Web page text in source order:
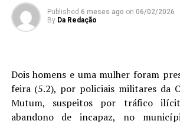
Published 6 meses ago on 06/02/2026
By Da Redação
Dois homens e uma mulher foram
feira (5.2), por policiais militares da
Mutum, suspeitos por tráfico
abandono de incapaz, no